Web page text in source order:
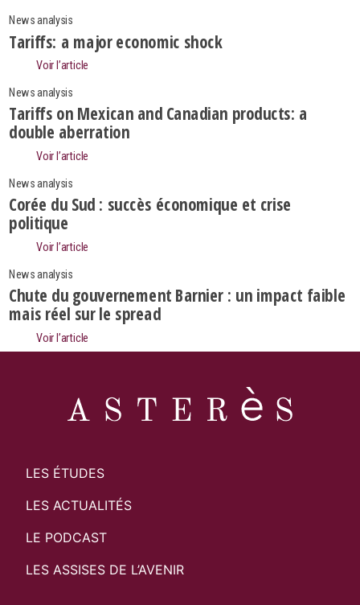
News analysis
Tariffs: a major economic shock
Voir l’article
News analysis
Tariffs on Mexican and Canadian products: a
double aberration
Voir l’article
News analysis
Corée du Sud : succès économique et crise
politique
Voir l’article
News analysis
Chute du gouvernement Barnier : un impact faible
mais réel sur le spread
Voir l’article
LES ÉTUDES
LES ACTUALITÉS
LE PODCAST
LES ASSISES DE L’AVENIR